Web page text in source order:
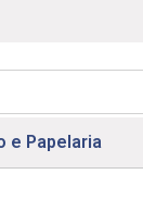
e Papelaria